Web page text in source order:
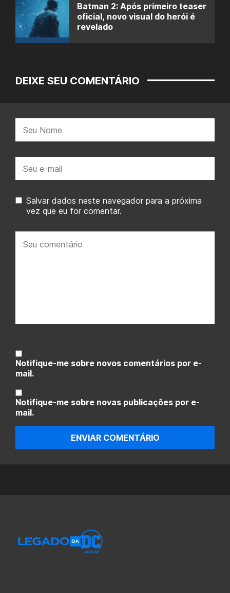
Batman 2: Após primeiro teaser
oficial, novo visual do herói é
revelado
DEIXE SEU COMENTÁRIO
mail:
Salvar dados neste navegador para a próxima
vez que eu for comentar.
comentário:
Notifique-me sobre novos comentários por e-
mail.
Notifique-me sobre novas publicações por e-
mail.
ENVIAR COMENTÁRIO